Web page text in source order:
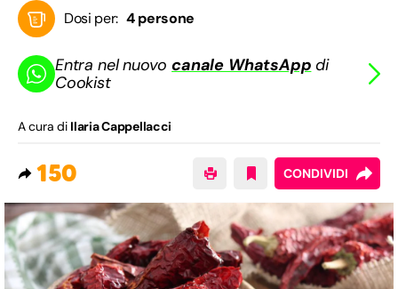
Dosi per: 4 persone
Entra nel nuovocanale WhatsApp di
Cookist
A cura di Ilaria Cappellacci
150 CONDIVIDI